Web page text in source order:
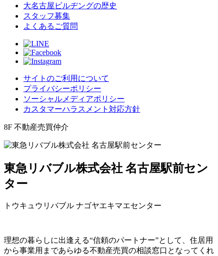
大名古屋ビルヂングの歴史
スタッフ募集
よくあるご質問
サイトのご利用について
プライバシーポリシー
ソーシャルメディアポリシー
カスタマーハラスメント対応方針
8F 不動産売買仲介
東急リバブル株式会社 名古屋駅前セン
ター
トウキュウリバブル ナゴヤエキマエセンター
理想の暮らしに出逢える“信頼のパートナー”として、住居用
から事業用まであらゆる不動産売買の相談窓口となってくれ